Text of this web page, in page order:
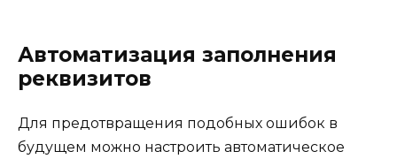
Автоматизация заполнения
реквизитов
Для предотвращения подобных ошибок в
будущем можно настроить автоматическое